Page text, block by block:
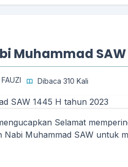
Muhammad SAW
Dibaca 310 Kali
Selamat
Muhammad SAW untuk